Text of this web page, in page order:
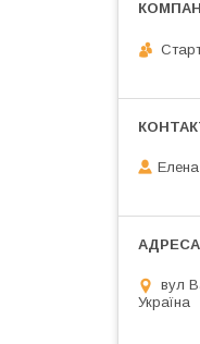
Елена
вул
Україна